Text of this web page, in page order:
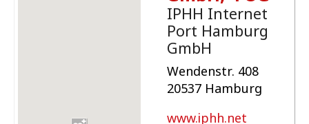
IPHH Internet
Port Hamburg
GmbH
Wendenstr. 408
20537 Hamburg
www.iphh.net